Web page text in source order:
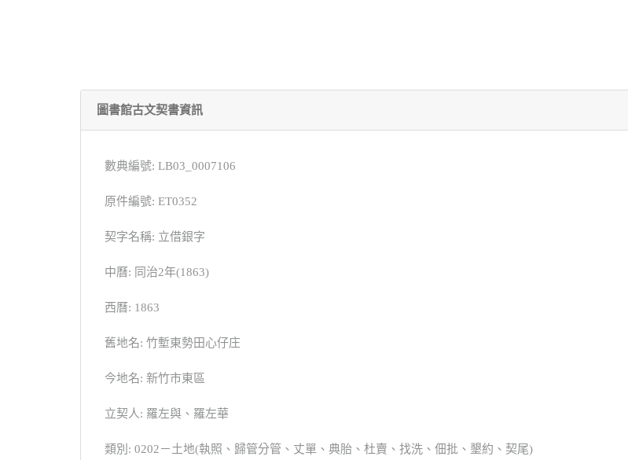
圖書館古文契書資訊
數典編號: LB03_0007106
原件編號: ET0352
契字名稱: 立借銀字
中曆: 同治2年(1863)
西曆: 1863
舊地名: 竹塹東勢田心仔庄
今地名: 新竹市東區
立契人: 羅左與、羅左華
類別: 0202－土地(執照、歸管分管、丈單、典胎、杜賣、找洗、佃批、墾約、契尾)